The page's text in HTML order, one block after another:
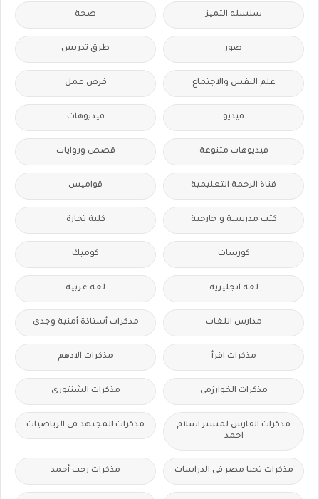
سلسله التميز صحة
صور طرق تدريس
علم النفس والاجتماع فرص عمل
فيديو فيديوهات
فيديوهات متنوعة قصص وروايات
قناة الرحمة التعليمية قواميس
كتب مدرسية و خارجية كلية تجارة
كورسات كوميك
لغة انجليزية لغة عربية
مدارس اللغات مذكرات أستاذة أمنية وجدى
مذكرات اقرأ مذكرات الادهم
مذكرات الخوارزمى مذكرات الشنتورى
مذكرات الفارس لمستر اسلام
احمد
مذكرات المجتهد فى الرياضيات
مذكرات تحيا مصر فى الدراسات مذكرات رجب أحمد